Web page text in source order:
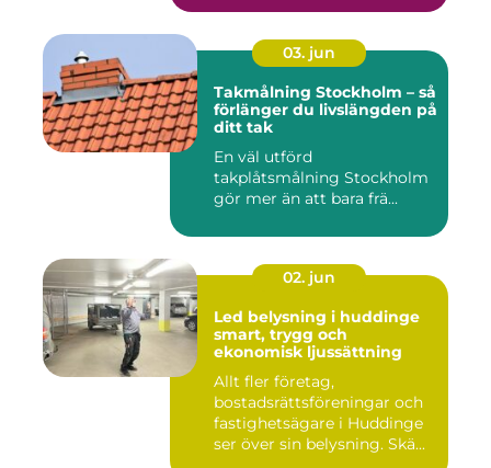
03. jun
Takmålning Stockholm – så
förlänger du livslängden på
ditt tak
En väl utförd
takplåtsmålning Stockholm
gör mer än att bara frä...
02. jun
Led belysning i huddinge
smart, trygg och
ekonomisk ljussättning
Allt fler företag,
bostadsrättsföreningar och
fastighetsägare i Huddinge
ser över sin belysning. Skä...